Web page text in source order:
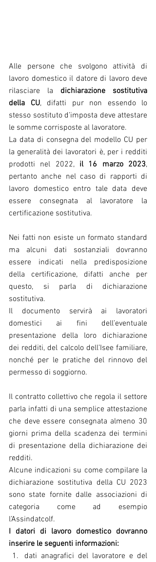
Alle persone che svolgono attività di
lavoro domestico il datore di lavoro deve
rilasciare la dichiarazione sostitutiva
della CU, difatti pur non essendo lo
stesso sostituto d’imposta deve attestare
le somme corrisposte al lavoratore.
La data di consegna del modello CU per
la generalità dei lavoratori è, per i redditi
prodotti nel 2022, il 16 marzo 2023,
pertanto anche nel caso di rapporti di
lavoro domestico entro tale data deve
essere consegnata al lavoratore la
certificazione sostitutiva.
Nei fatti non esiste un formato standard
ma alcuni dati sostanziali dovranno
essere indicati nella predisposizione
della certificazione, difatti anche per
questo, si parla di dichiarazione
sostitutiva.
Il documento servirà ai lavoratori
domestici ai fini dell’eventuale
presentazione della loro dichiarazione
dei redditi, del calcolo dell’Isee familiare,
nonché per le pratiche del rinnovo del
permesso di soggiorno.
Il contratto collettivo che regola il settore
parla infatti di una semplice attestazione
che deve essere consegnata almeno 30
giorni prima della scadenza dei termini
di presentazione della dichiarazione dei
redditi.
Alcune indicazioni su come compilare la
dichiarazione sostitutiva della CU 2023
sono state fornite dalle associazioni di
categoria come ad esempio
l’Assindatcolf.
I datori di lavoro domestico dovranno
inserire le seguenti informazioni:
dati anagrafici del lavoratore e del